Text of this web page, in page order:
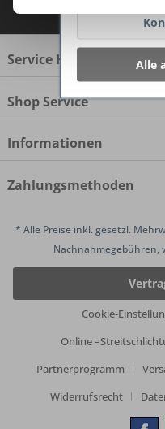
zur Kenntnis
Service Hotline
Shop Service
Informationen
Zahlungsmethoden
* Alle Preise inkl. gesetzl.
Nachnahmegebühren,
Cookie-
Online
Partnerprogramm
Widerrufsrecht
Alle